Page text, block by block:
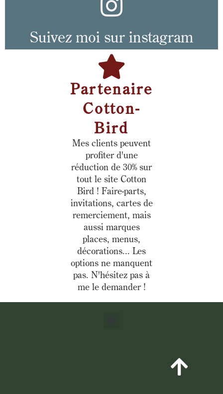
Suivez moi sur instagram
Partenaire
Cotton-
Bird
Mes clients peuvent
profiter d'une
réduction de 30% sur
tout le site Cotton
Bird ! Faire-parts,
invitations, cartes de
remerciement, mais
aussi marques
places, menus,
décorations... Les
options ne manquent
pas. N'hésitez pas à
me le demander !